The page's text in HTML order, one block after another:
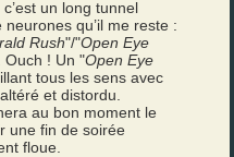
c’est un long tunnel
qu’il me reste :
Rush"/"Open Eye
Ouch ! Un "Open Eye
tous les sens avec
et distordu.
au bon moment le
une fin de soirée
floue.